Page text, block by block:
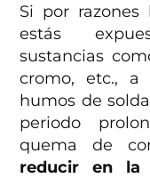
Si por
estás
sustancias
cromo, etc., a
humos de
periodo
quema de
reducir en la